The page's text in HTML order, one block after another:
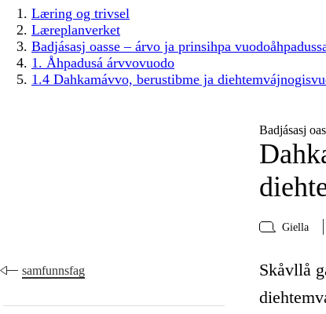
Læring og trivsel
Læreplanverket
Badjásasj oasse – árvo ja prinsihpa
1. Åhpadusá árvvovuodo
1.4 Dahkamávvo, berustibme ja
Badjásasj
Giella
samfunnsfag
Skåvllå